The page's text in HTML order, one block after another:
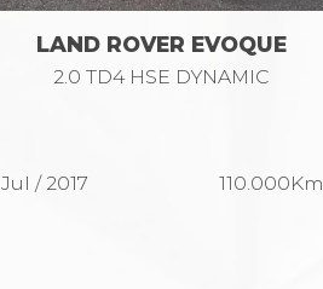
LAND ROVER EVOQUE
2.0 TD4 HSE DYNAMIC
Jul / 2017 110.000Km